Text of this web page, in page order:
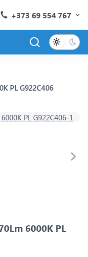
+373 69 554 767
PL G922C406
6000K PL